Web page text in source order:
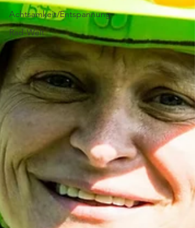
Achtsamkeit/Entspannung
Rad-Welt